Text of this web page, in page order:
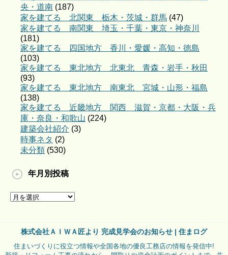
央・道南 (187)
家を建てる 北関東 栃木・茨城・群馬 (47)
家を建てる 南関東 埼玉・千葉・東京・神奈川
(181)
家を建てる 四国地方 香川・愛媛・高知・徳島
(103)
家を建てる 東北地方 北東北 青森・岩手・秋田
(93)
家を建てる 東北地方 南東北 宮城・山形・福島
(138)
家を建てる 近畿地方 関西 滋賀・京都・大阪・兵
庫・奈良・和歌山 (224)
建築会社紹介 (3)
時事ネタ (2)
未分類 (530)
年月別投稿
株式会社ＡＩＷＡ匠より 完成見学会のお知らせ | 住まログ
住まいづくりに役立つ情報や全国各地の優良工務店の情報を発信中!